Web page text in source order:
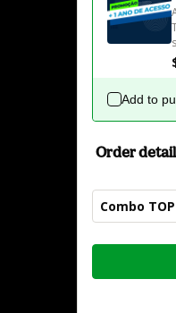
Add to
Order
Combo
Total